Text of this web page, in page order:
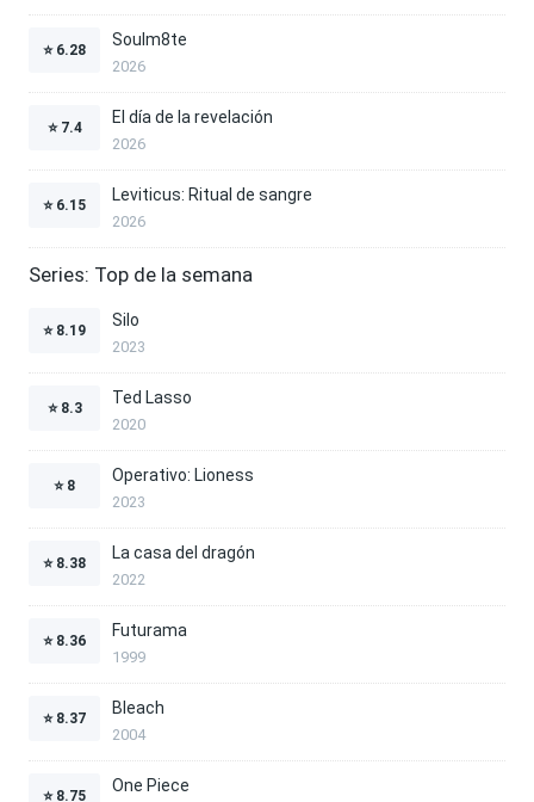
⭐ 6.28
Soulm8te
2026
⭐ 7.4
El día de la revelación
2026
⭐ 6.15
Leviticus: Ritual de sangre
2026
Series: Top de la semana
⭐ 8.19
Silo
2023
⭐ 8.3
Ted Lasso
2020
⭐ 8
Operativo: Lioness
2023
⭐ 8.38
La casa del dragón
2022
⭐ 8.36
Futurama
1999
⭐ 8.37
Bleach
2004
⭐ 8.75
One Piece